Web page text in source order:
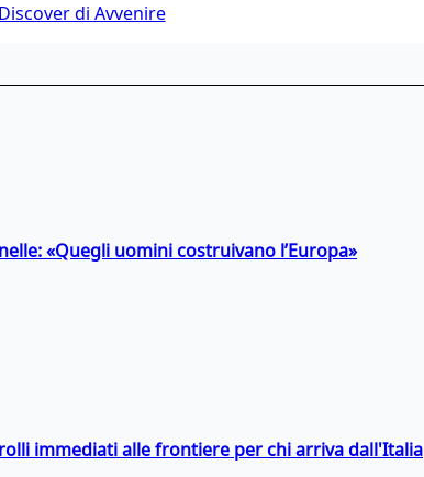
di Avvenire
«Quegli uomini costruivano l’Europa»
immediati alle frontiere per chi arriva dall'Italia